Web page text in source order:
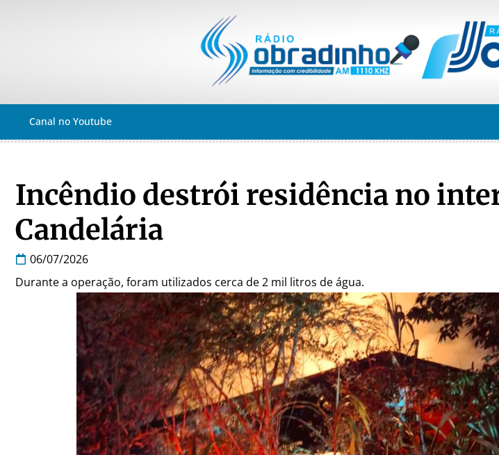
Canal no Youtube
Incêndio destrói residência no
Candelária
06/07/2026
Durante a operação, foram utilizados cerca de 2 mil litros de água.